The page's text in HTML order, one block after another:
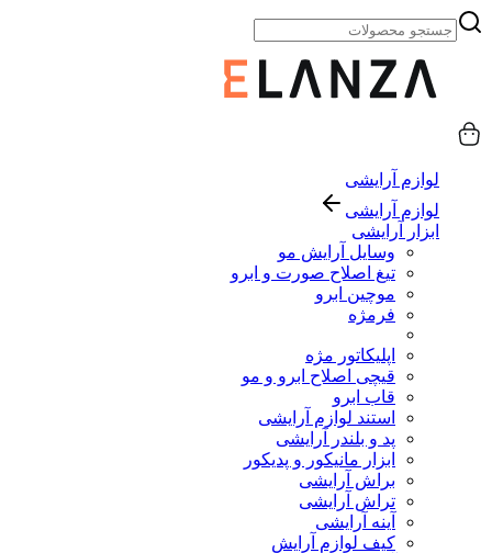
لوازم آرایشی
لوازم آرایشی
ابزار آرایشی
وسایل آرایش مو
تیغ اصلاح صورت و ابرو
موچین ابرو
فرمژه
اپلیکاتور مژه
قیچی اصلاح ابرو و مو
قاب ابرو
استند لوازم آرایشی
پد و بلندر آرایشی
ابزار مانیکور و پدیکور
براش آرایشی
تراش آرایشی
آینه آرایشی
کیف لوازم آرایش